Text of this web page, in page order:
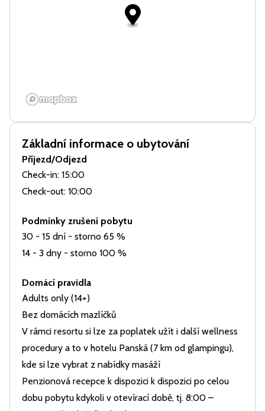
Základní informace o ubytování
Příjezd/Odjezd
Check-in: 15:00
Check-out: 10:00
Podmínky zrušení pobytu
30 - 15 dní - storno 65 %
14 - 3 dny - storno 100 %
Domácí pravidla
Adults only (14+)
Bez domácích mazlíčků
V rámci resortu si lze za poplatek užít i další wellness
procedury a to v hotelu Panská (7 km od glampingu),
kde si lze vybrat z nabídky masáží
Penzionová recepce k dispozici k dispozici po celou
dobu pobytu kdykoli v otevírací době, tj. 8:00 –